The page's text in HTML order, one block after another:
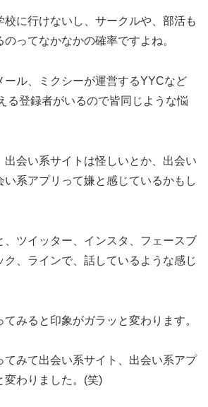
校に行けないし、サークルや、部活も
ってなかなかの確率ですよね。
ール、ミクシーが運営するYYCなど
る登録者がいるので皆同じような悩
出会い系サイトは怪しいとか、出会い
い系アプリって嫌と感じているかもし
、ツイッター、インスタ、フェースブ
ク、ラインで、話しているような感じ
みると印象がガラッと変わります。
てみて出会い系サイト、出会い系アプ
変わりました。(笑)